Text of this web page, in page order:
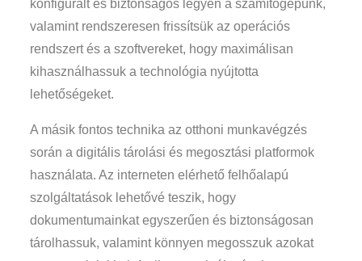
konfigurált és biztonságos legyen a számítógépünk,
valamint rendszeresen frissítsük az operációs
rendszert és a szoftvereket, hogy maximálisan
kihasználhassuk a technológia nyújtotta
lehetőségeket.
A másik fontos technika az otthoni munkavégzés
során a digitális tárolási és megosztási platformok
használata. Az interneten elérhető felhőalapú
szolgáltatások lehetővé teszik, hogy
dokumentumainkat egyszerűen és biztonságosan
tárolhassuk, valamint könnyen megosszuk azokat